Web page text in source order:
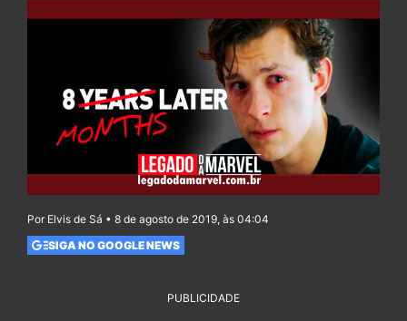
Por Elvis de Sá • 8 de agosto de 2019, às 04:04
SIGA NO GOOGLE NEWS
PUBLICIDADE